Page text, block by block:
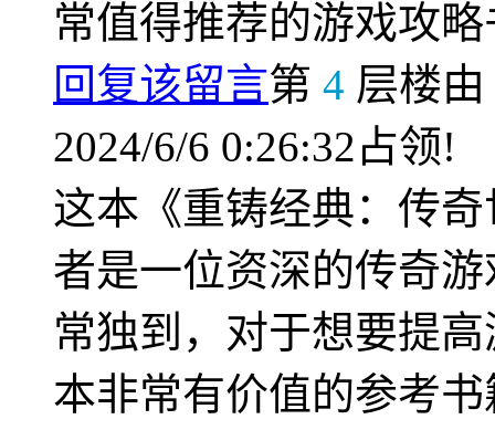
常值得推荐的游戏攻
回复该留言第 4 层楼由
2024/6/6 0:26:32占领!
这本《重铸经典：传
者是一位资深的传奇
常独到，对于想要提
本非常有价值的参考书